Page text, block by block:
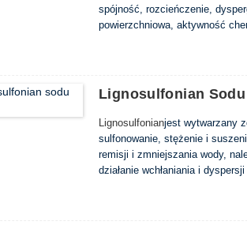
spójność, rozcieńczenie,
powierzchniowa, aktywność
Lignosulfonian Sodu
Lignosulfonianjest wytwarzany
sulfonowanie, stężenie i
remisji i zmniejszania wody,
działanie wchłaniania i